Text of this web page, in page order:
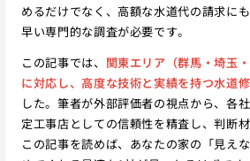
めるだけでなく、高額な水道代の請求に
早い専門的な調査が必要です。
この記事では、 関東エリア（群馬・埼玉
に対応し、高度な技術と実績を持つ水道
した。筆者が外部評価者の視点から、各
定工事店としての信頼性を精査し、判断
この記事を読めば、あなたの家の「見え